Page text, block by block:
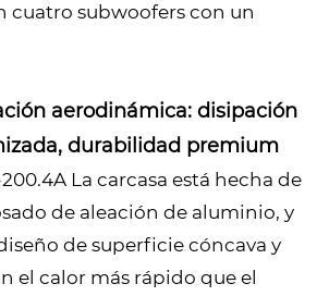
cuatro subwoofers con un
aerodinámica: disipación
durabilidad premium
La carcasa está hecha de
de aleación de aluminio, y
de superficie cóncava y
el calor más rápido que el